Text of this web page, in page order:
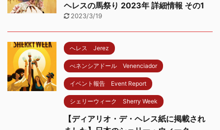
ヘレスの馬祭り 2023年 詳細情報 その1
2023/3/19
へレス Jerez
べネンシアドール Venenciador
イベント報告 Event Report
シェリーウィーク Sherry Week
【ディアリオ・デ・ヘレス紙に掲載され